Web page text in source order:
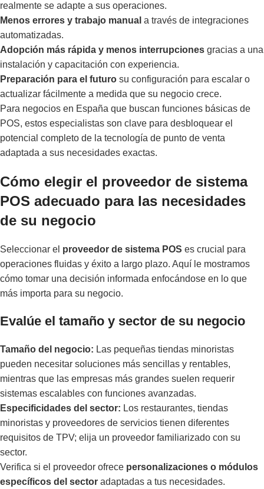
realmente se adapte a sus operaciones.
Menos errores y trabajo manual a través de integraciones
automatizadas.
Adopción más rápida y menos interrupciones gracias a una
instalación y capacitación con experiencia.
Preparación para el futuro su configuración para escalar o
actualizar fácilmente a medida que su negocio crece.
Para negocios en España que buscan funciones básicas de
POS, estos especialistas son clave para desbloquear el
potencial completo de la tecnología de punto de venta
adaptada a sus necesidades exactas.
Cómo elegir el proveedor de sistema
POS adecuado para las necesidades
de su negocio
Seleccionar el proveedor de sistema POS es crucial para
operaciones fluidas y éxito a largo plazo. Aquí le mostramos
cómo tomar una decisión informada enfocándose en lo que
más importa para su negocio.
Evalúe el tamaño y sector de su negocio
Tamaño del negocio: Las pequeñas tiendas minoristas
pueden necesitar soluciones más sencillas y rentables,
mientras que las empresas más grandes suelen requerir
sistemas escalables con funciones avanzadas.
Especificidades del sector: Los restaurantes, tiendas
minoristas y proveedores de servicios tienen diferentes
requisitos de TPV; elija un proveedor familiarizado con su
sector.
Verifica si el proveedor ofrece personalizaciones o módulos
específicos del sector adaptadas a tus necesidades.